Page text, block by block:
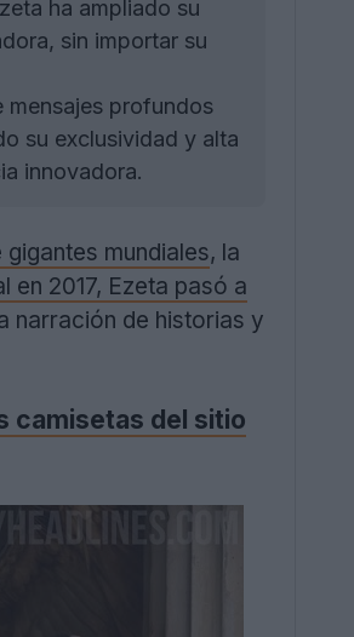
ha ampliado su
sin importar su
mensajes profundos
su exclusividad y alta
innovadora.
mundiales, la
2017, Ezeta pasó a
narración de historias y
camisetas del sitio